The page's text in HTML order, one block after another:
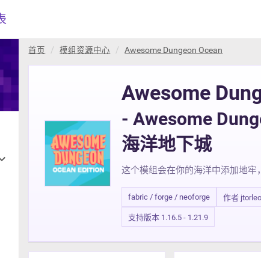
首页 模组资源中心 Awesome Dungeon Ocean
Awesome
- Awesome
海洋地下城
这个模组会在你的海洋中添加地牢
fabric / forge / neoforge 作者
支持版本 1.16.5 - 1.21.9